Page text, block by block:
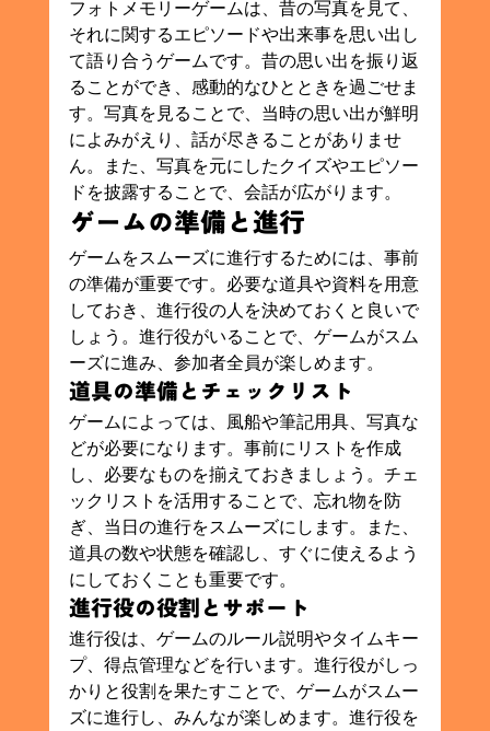
フォトメモリーゲームは、昔の写真を見て、
それに関するエピソードや出来事を思い出し
て語り合うゲームです。昔の思い出を振り返
ることができ、感動的なひとときを過ごせま
す。写真を見ることで、当時の思い出が鮮明
によみがえり、話が尽きることがありませ
ん。また、写真を元にしたクイズやエピソー
ドを披露することで、会話が広がります。
ゲームの準備と進行
ゲームをスムーズに進行するためには、事前
の準備が重要です。必要な道具や資料を用意
しておき、進行役の人を決めておくと良いで
しょう。進行役がいることで、ゲームがスム
ーズに進み、参加者全員が楽しめます。
道具の準備とチェックリスト
ゲームによっては、風船や筆記用具、写真な
どが必要になります。事前にリストを作成
し、必要なものを揃えておきましょう。チェ
ックリストを活用することで、忘れ物を防
ぎ、当日の進行をスムーズにします。また、
道具の数や状態を確認し、すぐに使えるよう
にしておくことも重要です。
進行役の役割とサポート
進行役は、ゲームのルール説明やタイムキー
プ、得点管理などを行います。進行役がしっ
かりと役割を果たすことで、ゲームがスムー
ズに進行し、みんなが楽しめます。進行役を